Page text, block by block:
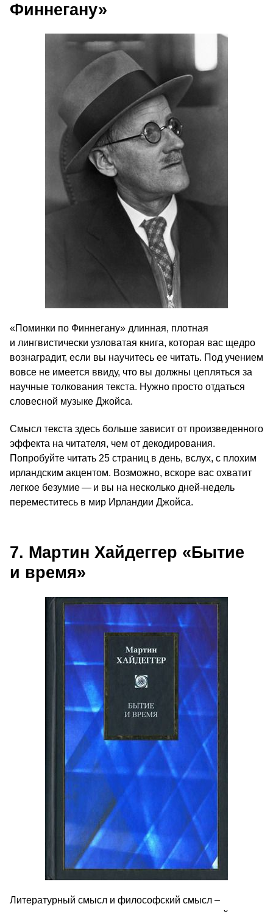
Финнегану»
«Поминки по Финнегану» длинная, плотная
и лингвистически узловатая книга, которая вас щедро
вознаградит, если вы научитесь ее читать. Под учением
вовсе не имеется ввиду, что вы должны цепляться за
научные толкования текста. Нужно просто отдаться
словесной музыке Джойса.
Смысл текста здесь больше зависит от произведенного
эффекта на читателя, чем от декодирования.
Попробуйте читать 25 страниц в день, вслух, с плохим
ирландским акцентом. Возможно, вскоре вас охватит
легкое безумие — и вы на несколько дней-недель
переместитесь в мир Ирландии Джойса.
7. Мартин Хайдеггер «Бытие
и время»
Литературный смысл и философский смысл –